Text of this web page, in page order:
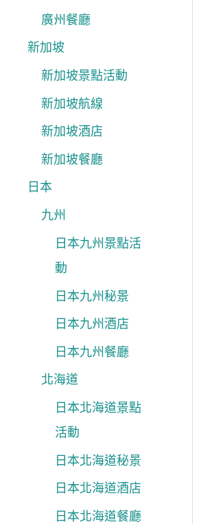
廣州餐廳
新加坡
新加坡景點活動
新加坡航線
新加坡酒店
新加坡餐廳
日本
九州
日本九州景點活
動
日本九州秘景
日本九州酒店
日本九州餐廳
北海道
日本北海道景點
活動
日本北海道秘景
日本北海道酒店
日本北海道餐廳